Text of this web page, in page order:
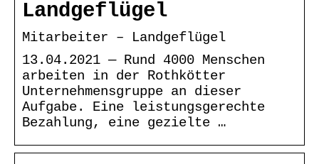
Landgeflügel
Mitarbeiter – Landgeflügel
13.04.2021 — Rund 4000 Menschen
arbeiten in der Rothkötter
Unternehmensgruppe an dieser
Aufgabe. Eine leistungsgerechte
Bezahlung, eine gezielte …